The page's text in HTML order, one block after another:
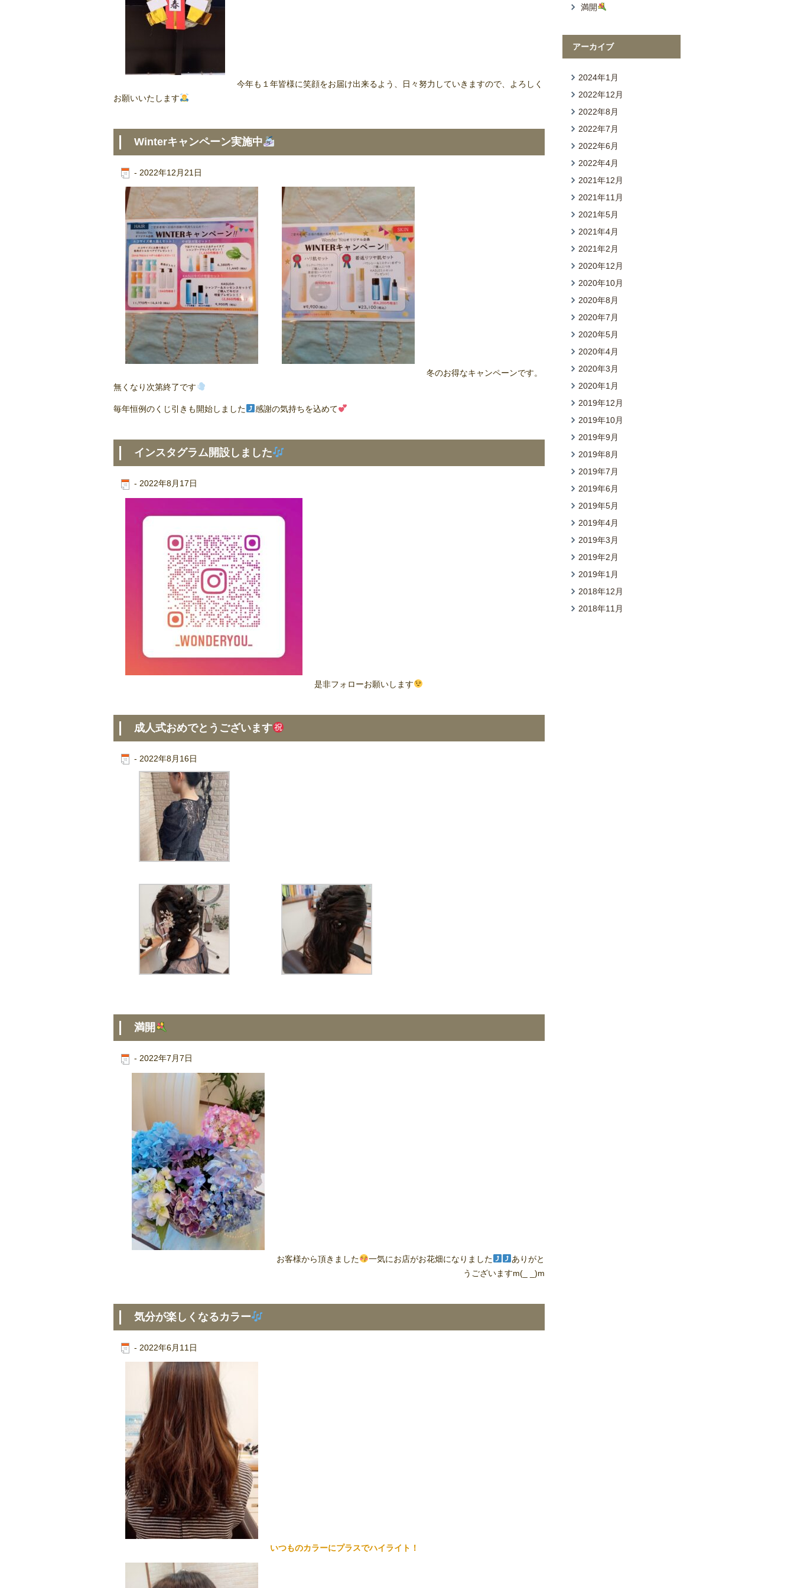
今年も１年皆様に笑顔をお届け出来るよう、日々努力していきますので、よろしく
お願いいたします
Winterキャンペーン実施中
- 2022年12月21日
冬のお得なキャンペーンです。
無くなり次第終了です
毎年恒例のくじ引きも開始しました 感謝の気持ちを込めて
インスタグラム開設しました
- 2022年8月17日
是非フォローお願いします
成人式おめでとうございます
- 2022年8月16日
満開
- 2022年7月7日
お客様から頂きました 一気にお店がお花畑になりました
ありがと
うございますm(_ _)m
気分が楽しくなるカラー
- 2022年6月11日
いつものカラーにプラスでハイライト！
満開
アーカイブ
2024年1月
2022年12月
2022年8月
2022年7月
2022年6月
2022年4月
2021年12月
2021年11月
2021年5月
2021年4月
2021年2月
2020年12月
2020年10月
2020年8月
2020年7月
2020年5月
2020年4月
2020年3月
2020年1月
2019年12月
2019年10月
2019年9月
2019年8月
2019年7月
2019年6月
2019年5月
2019年4月
2019年3月
2019年2月
2019年1月
2018年12月
2018年11月